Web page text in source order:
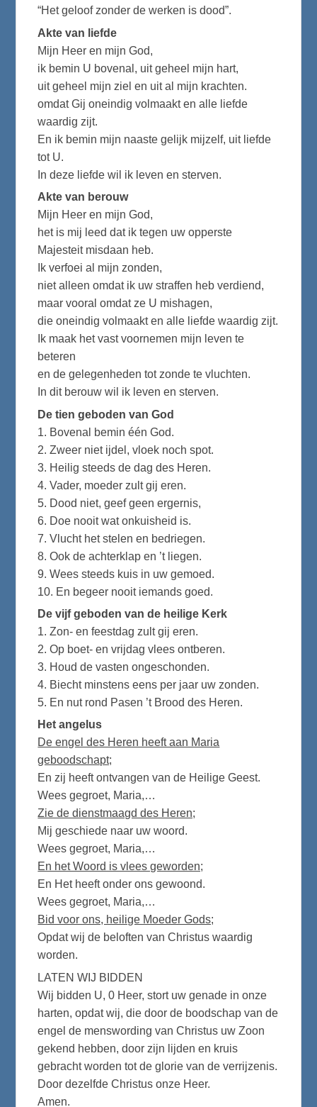
“Het geloof zonder de werken is dood”.
Akte van liefde
Mijn Heer en mijn God,
ik bemin U bovenal, uit geheel mijn hart,
uit geheel mijn ziel en uit al mijn krachten.
omdat Gij oneindig volmaakt en alle liefde
waardig zijt.
En ik bemin mijn naaste gelijk mijzelf, uit liefde
tot U.
In deze liefde wil ik leven en sterven.
Akte van berouw
Mijn Heer en mijn God,
het is mij leed dat ik tegen uw opperste
Majesteit misdaan heb.
Ik verfoei al mijn zonden,
niet alleen omdat ik uw straffen heb verdiend,
maar vooral omdat ze U mishagen,
die oneindig volmaakt en alle liefde waardig zijt.
Ik maak het vast voornemen mijn leven te
beteren
en de gelegenheden tot zonde te vluchten.
In dit berouw wil ik leven en sterven.
De tien geboden van God
1. Bovenal bemin één God.
2. Zweer niet ijdel, vloek noch spot.
3. Heilig steeds de dag des Heren.
4. Vader, moeder zult gij eren.
5. Dood niet, geef geen ergernis,
6. Doe nooit wat onkuisheid is.
7. Vlucht het stelen en bedriegen.
8. Ook de achterklap en ’t liegen.
9. Wees steeds kuis in uw gemoed.
10. En begeer nooit iemands goed.
De vijf geboden van de heilige Kerk
1. Zon- en feestdag zult gij eren.
2. Op boet- en vrijdag vlees ontberen.
3. Houd de vasten ongeschonden.
4. Biecht minstens eens per jaar uw zonden.
5. En nut rond Pasen ’t Brood des Heren.
Het angelus
De engel des Heren heeft aan Maria
geboodschapt;
En zij heeft ontvangen van de Heilige Geest.
Wees gegroet, Maria,…
Zie de dienstmaagd des Heren;
Mij geschiede naar uw woord.
Wees gegroet, Maria,…
En het Woord is vlees geworden;
En Het heeft onder ons gewoond.
Wees gegroet, Maria,…
Bid voor ons, heilige Moeder Gods;
Opdat wij de beloften van Christus waardig
worden.
LATEN WIJ BIDDEN
Wij bidden U, 0 Heer, stort uw genade in onze
harten, opdat wij, die door de boodschap van de
engel de menswording van Christus uw Zoon
gekend hebben, door zijn lijden en kruis
gebracht worden tot de glorie van de verrijzenis.
Door dezelfde Christus onze Heer.
Amen.